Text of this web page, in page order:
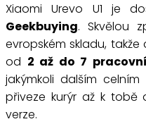
Xiaomi Urevo U1 je
Geekbuying. Skvělou
evropském skladu,
od 2 až do 7
jakýmkoli dalším
přiveze kurýr až k tobě
verze.